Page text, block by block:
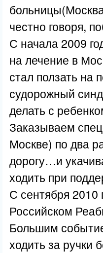
честно говоря,
С начала 2009
на лечение в
стал ползать на
судорожный
делать с
Заказываем
Москве) по два
дорогу…и
ходить при
С сентября 2010
Российском
Большим
ходить за ручки